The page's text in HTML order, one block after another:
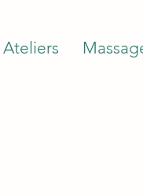
Ateliers